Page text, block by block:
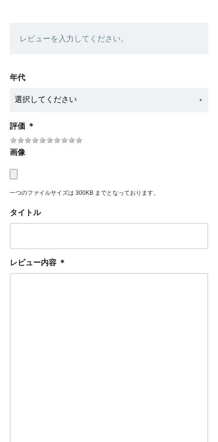
レビューを入力してください。
年代
評価 ＊
画像
一つのファイルサイズは 300KB までとなっております。
タイトル
レビュー内容 ＊